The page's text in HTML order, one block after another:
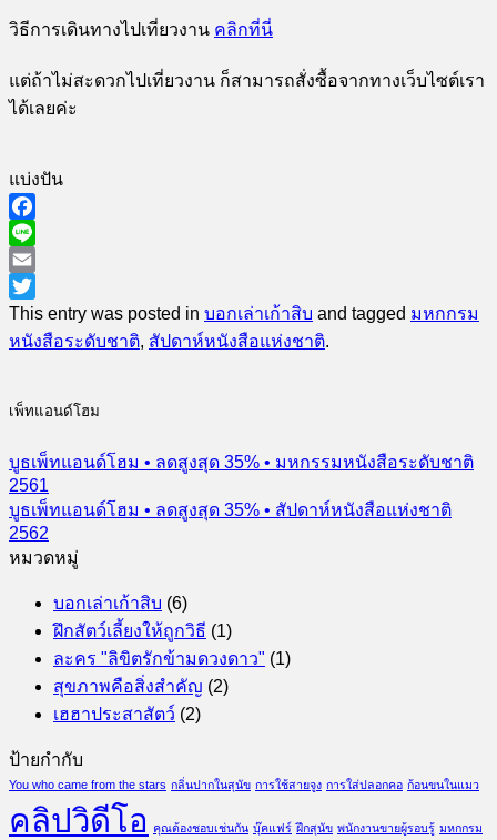
วิธีการเดินทางไปเที่ยวงาน คลิกที่นี่
แต่ถ้าไม่สะดวกไปเที่ยวงาน ก็สามารถสั่งซื้อจากทางเว็บไซต์เรา
ได้เลยค่ะ
แบ่งปัน
Facebook
Line
Email
Twitter
This entry was posted in บอกเล่าเก้าสิบ and tagged มหกกรม
หนังสือระดับชาติ, สัปดาห์หนังสือแห่งชาติ.
เพ็ทแอนด์โฮม
บูธเพ็ทแอนด์โฮม • ลดสูงสุด 35% • มหกรรมหนังสือระดับชาติ
2561
บูธเพ็ทแอนด์โฮม • ลดสูงสุด 35% • สัปดาห์หนังสือแห่งชาติ
2562
หมวดหมู่
บอกเล่าเก้าสิบ (6)
ฝึกสัตว์เลี้ยงให้ถูกวิธี (1)
ละคร "ลิขิตรักข้ามดวงดาว" (1)
สุขภาพคือสิ่งสำคัญ (2)
เฮฮาประสาสัตว์ (2)
ป้ายกำกับ
You who came from the stars กลิ่นปากในสุนัข การใช้สายจูง การใส่ปลอกคอ ก้อนขนในแมว
คลิปวิดีโอ คุณต้องชอบเช่นกัน บุ๊คแฟร์ ฝึกสุนัข พนักงานขายผู้รอบรู้ มหกกรม